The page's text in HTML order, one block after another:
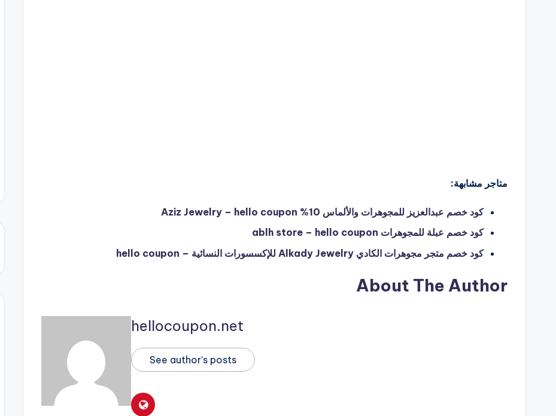
متاجر مشابهة:
كود خصم عبدالعزيز للمجوهرات والألماس 10% Aziz Jewelry – hello coupon
كود خصم عبلة للمجوهرات ablh store – hello coupon
كود خصم متجر مجوهرات الكادي Alkady Jewelry للإكسسورات النسائية – hello coupon
About The Author
hellocoupon.net
See author's posts